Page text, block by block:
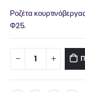
Ροζέτα
Φ25.